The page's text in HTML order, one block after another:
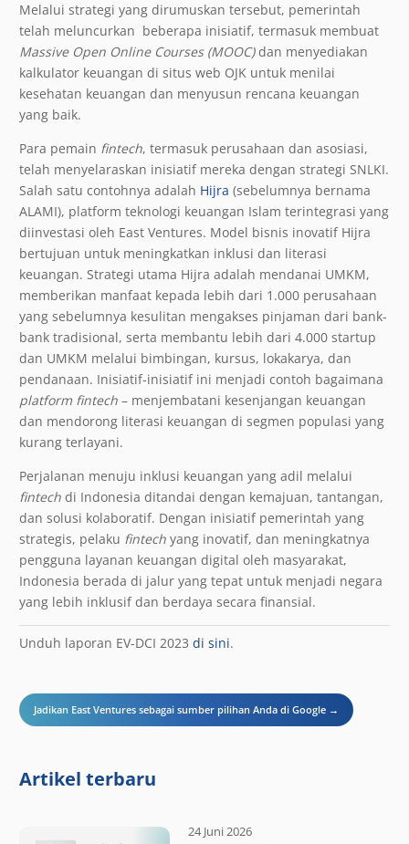
Melalui strategi yang dirumuskan tersebut, pemerintah
telah meluncurkan beberapa inisiatif, termasuk membuat
Massive Open Online Courses (MOOC)dan menyediakan
kalkulator keuangan di situs web OJK untuk menilai
kesehatan keuangan dan menyusun rencana keuangan
yang baik.
Para pemain fintech, termasuk perusahaan dan asosiasi,
telah menyelaraskan inisiatif mereka dengan strategi SNLKI.
Salah satu contohnya adalah Hijra (sebelumnya bernama
ALAMI), platform teknologi keuangan Islam terintegrasi yang
diinvestasi oleh East Ventures. Model bisnis inovatif Hijra
bertujuan untuk meningkatkan inklusi dan literasi
keuangan. Strategi utama Hijra adalah mendanai UMKM,
memberikan manfaat kepada lebih dari 1.000 perusahaan
yang sebelumnya kesulitan mengakses pinjaman dari bank-
bank tradisional, serta membantu lebih dari 4.000 startup
dan UMKM melalui bimbingan, kursus, lokakarya, dan
pendanaan. Inisiatif-inisiatif ini menjadi contoh bagaimana
platform fintech – menjembatani kesenjangan keuangan
dan mendorong literasi keuangan di segmen populasi yang
kurang terlayani.
Perjalanan menuju inklusi keuangan yang adil melalui
fintech di Indonesia ditandai dengan kemajuan, tantangan,
dan solusi kolaboratif. Dengan inisiatif pemerintah yang
strategis, pelaku fintech yang inovatif, dan meningkatnya
pengguna layanan keuangan digital oleh masyarakat,
Indonesia berada di jalur yang tepat untuk menjadi negara
yang lebih inklusif dan berdaya secara finansial.
Unduh laporan EV-DCI 2023 di sini.
Jadikan East Ventures sebagai sumber pilihan Anda di Google →
Artikel terbaru
24 Juni 2026